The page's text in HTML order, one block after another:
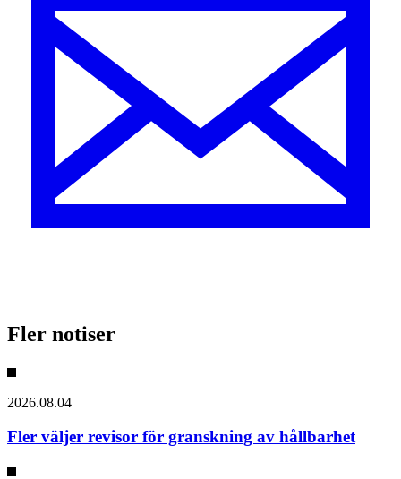
Fler notiser
2026.08.04
Fler väljer revisor för granskning av hållbarhet